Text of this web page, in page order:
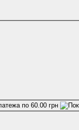
по 60.00 грн